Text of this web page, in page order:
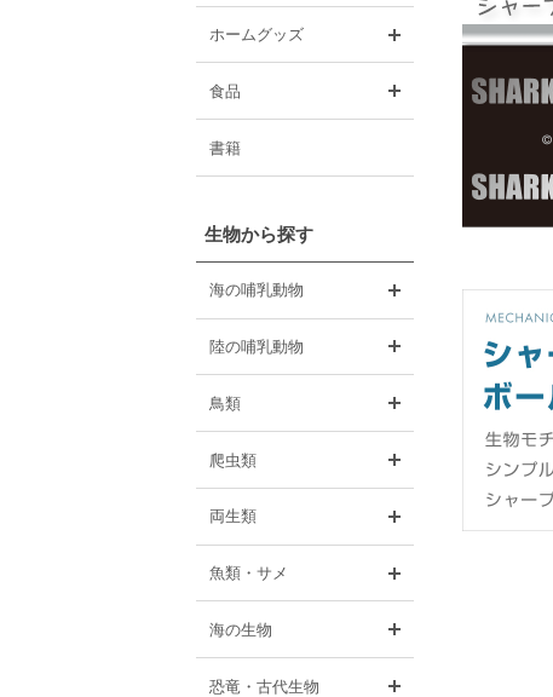
ホームグッズ
食品
書籍
生物から探す
海の哺乳動物
陸の哺乳動物
鳥類
爬虫類
両生類
魚類・サメ
海の生物
恐竜・古代生物